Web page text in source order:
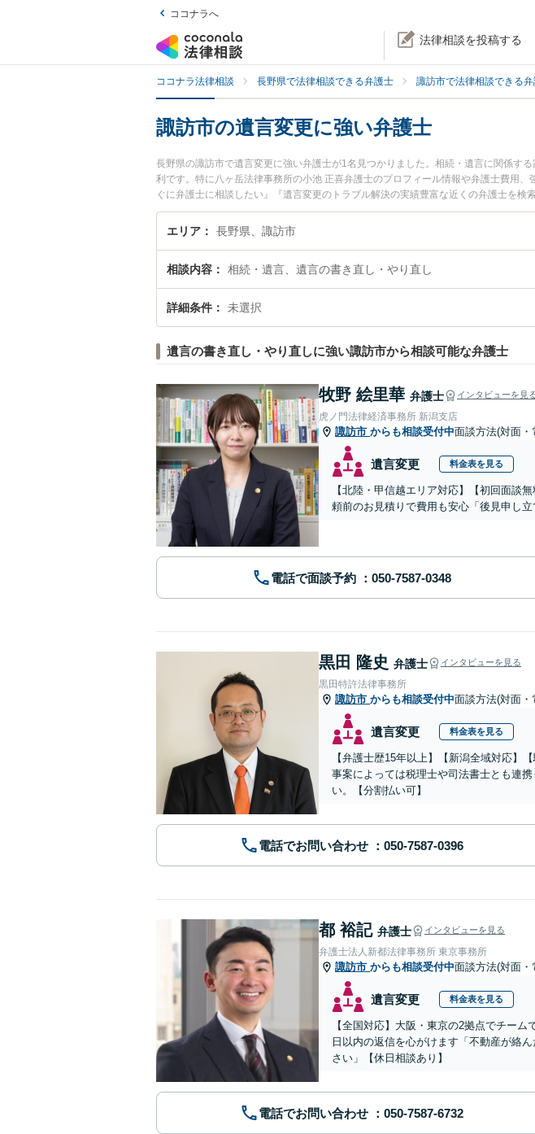
ココナラへ
法律相談を投稿する
ココナラ法律相談 長野県で法律相談できる弁護士 諏訪市で法律相談できる
諏訪市の遺言変更に強い弁護士
長野県の諏訪市で遺言変更に強い弁護士が1名見つかりました。相続・遺言に関係す
利です。特に八ヶ岳法律事務所の小池 正喜弁護士のプロフィール情報や弁護士費用
ぐに弁護士に相談したい』『遺言変更のトラブル解決の実績豊富な近くの弁護士を
などでお困りの相談者さんにおすすめです。
エリア 長野県、諏訪市
相談内容 相続・遺言、遺言の書き直し・やり直し
詳細条件 未選択
遺言の書き直し・やり直しに強い諏訪市から相談可能な弁護士
牧野 絵里華 弁護士 インタビューを見
虎ノ門法律経済事務所 新潟支店
諏訪市 からも相談受付中面談方法(対面
遺言変更 料金表を見る
【北陸・甲信越エリア対応】【初回面談
頼前のお見積りで費用も安心「後見申し
電話で面談予約
黒田 隆史 弁護士 インタビューを見る
黒田特許法律事務所
諏訪市 からも相談受付中面談方法(対面
遺言変更 料金表を見る
【弁護士歴15年以上】【新潟全域対応】
事案によっては税理士や司法書士とも連
い。【分割払い可】
電話でお問い合わせ
都 裕記 弁護士 インタビューを見る
弁護士法人新都法律事務所 東京事務所
諏訪市 からも相談受付中面談方法(対面
遺言変更 料金表を見る
【全国対応】大阪・東京の2拠点でチー
日以内の返信を心がけます「不動産が絡
さい」【休日相談あり】
電話でお問い合わせ